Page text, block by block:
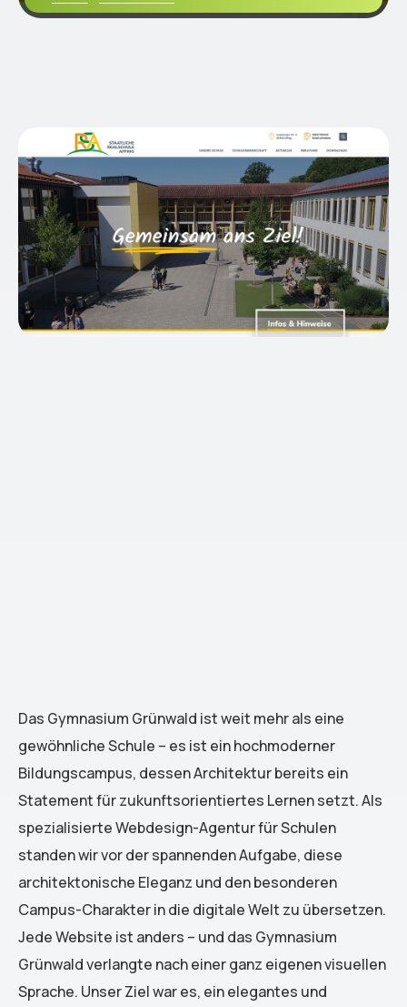
Das Gymnasium Grünwald ist weit mehr als eine
gewöhnliche Schule – es ist ein hochmoderner
Bildungscampus, dessen Architektur bereits ein
Statement für zukunftsorientiertes Lernen setzt. Als
spezialisierte Webdesign-Agentur für Schulen
standen wir vor der spannenden Aufgabe, diese
architektonische Eleganz und den besonderen
Campus-Charakter in die digitale Welt zu übersetzen.
Jede Website ist anders – und das Gymnasium
Grünwald verlangte nach einer ganz eigenen visuellen
Sprache. Unser Ziel war es, ein elegantes und